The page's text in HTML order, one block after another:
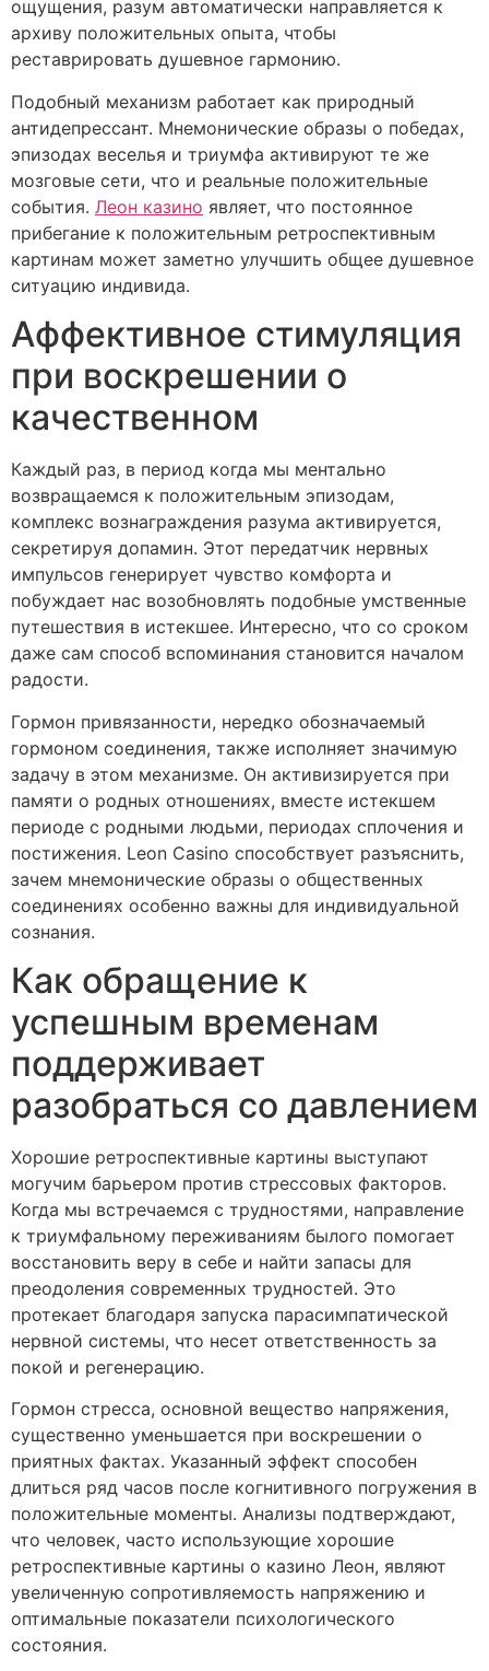
ощущения, разум автоматически направляется к
архиву положительных опыта, чтобы
реставрировать душевное гармонию.
Подобный механизм работает как природный
антидепрессант. Мнемонические образы о победах,
эпизодах веселья и триумфа активируют те же
мозговые сети, что и реальные положительные
события. Леон казино являет, что постоянное
прибегание к положительным ретроспективным
картинам может заметно улучшить общее душевное
ситуацию индивида.
Аффективное стимуляция
при воскрешении о
качественном
Каждый раз, в период когда мы ментально
возвращаемся к положительным эпизодам,
комплекс вознаграждения разума активируется,
секретируя допамин. Этот передатчик нервных
импульсов генерирует чувство комфорта и
побуждает нас возобновлять подобные умственные
путешествия в истекшее. Интересно, что со сроком
даже сам способ вспоминания становится началом
радости.
Гормон привязанности, нередко обозначаемый
гормоном соединения, также исполняет значимую
задачу в этом механизме. Он активизируется при
памяти о родных отношениях, вместе истекшем
периоде с родными людьми, периодах сплочения и
постижения. Leon Casino способствует разъяснить,
зачем мнемонические образы о общественных
соединениях особенно важны для индивидуальной
сознания.
Как обращение к
успешным временам
поддерживает
разобраться со давлением
Хорошие ретроспективные картины выступают
могучим барьером против стрессовых факторов.
Когда мы встречаемся с трудностями, направление
к триумфальному переживаниям былого помогает
восстановить веру в себе и найти запасы для
преодоления современных трудностей. Это
протекает благодаря запуска парасимпатической
нервной системы, что несет ответственность за
покой и регенерацию.
Гормон стресса, основной вещество напряжения,
существенно уменьшается при воскрешении о
приятных фактах. Указанный эффект способен
длиться ряд часов после когнитивного погружения в
положительные моменты. Анализы подтверждают,
что человек, часто использующие хорошие
ретроспективные картины о казино Леон, являют
увеличенную сопротивляемость напряжению и
оптимальные показатели психологического
состояния.